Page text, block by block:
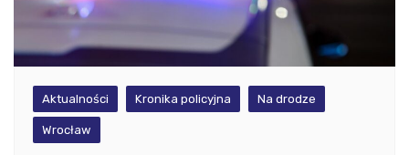
Aktualności Kronika policyjna Na drodze
Wrocław